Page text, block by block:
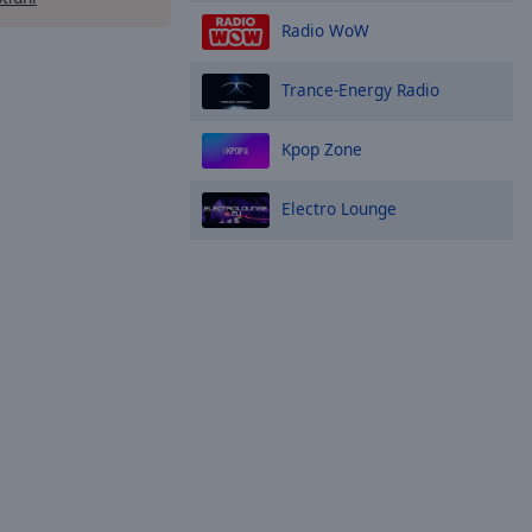
Radio WoW
Trance-Energy Radio
Kpop Zone
Electro Lounge